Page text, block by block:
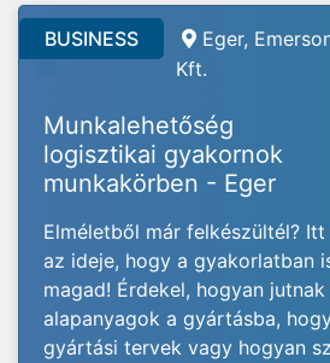
BUSINESS
Eger,
Kft.
Munkalehetőség
logisztikai gyakornok
munkakörben - Eger
Elméletből már felkészültél? Itt
az ideje, hogy a gyakorlatban
magad! Érdekel, hogyan jutnak
alapanyagok a gyártásba,
gyártási tervek vagy hogyan